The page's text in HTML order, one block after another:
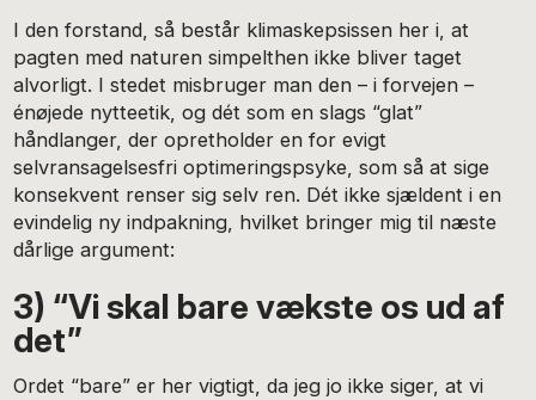
I den forstand, så består klimaskepsissen her i, at
pagten med naturen simpelthen ikke bliver taget
alvorligt. I stedet misbruger man den – i forvejen –
énøjede nytteetik, og dét som en slags “glat”
håndlanger, der opretholder en for evigt
selvransagelsesfri optimeringspsyke, som så at sige
konsekvent renser sig selv ren. Dét ikke sjældent i en
evindelig ny indpakning, hvilket bringer mig til næste
dårlige argument:
3) “Vi skal bare vækste os ud af
det”
Ordet “bare” er her vigtigt, da jeg jo ikke siger, at vi